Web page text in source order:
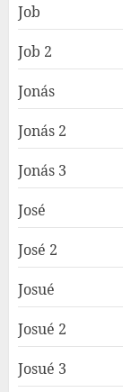
Job
Job 2
Jonás
Jonás 2
Jonás 3
José
José 2
Josué
Josué 2
Josué 3